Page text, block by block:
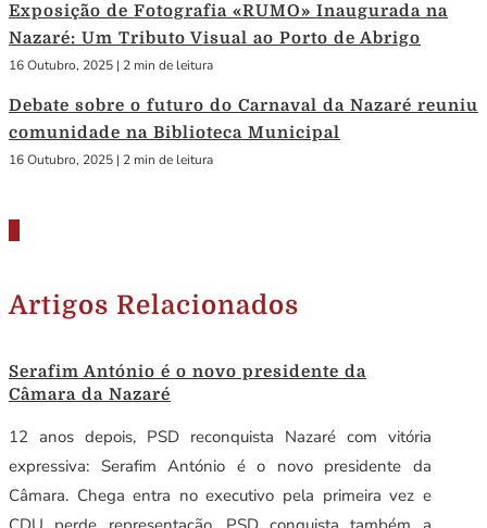
Exposição de Fotografia «RUMO» Inaugurada na
Nazaré: Um Tributo Visual ao Porto de Abrigo
16 Outubro, 2025 | 2 min de leitura
Debate sobre o futuro do Carnaval da Nazaré reuniu
comunidade na Biblioteca Municipal
16 Outubro, 2025 | 2 min de leitura
Artigos Relacionados
Serafim António é o novo presidente da
Câmara da Nazaré
12 anos depois, PSD reconquista Nazaré com vitória
expressiva: Serafim António é o novo presidente da
Câmara. Chega entra no executivo pela primeira vez e